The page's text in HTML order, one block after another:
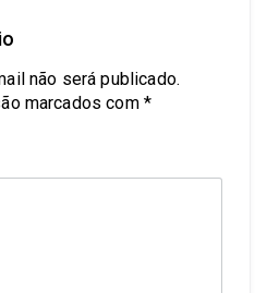
não será publicado.
marcados com *